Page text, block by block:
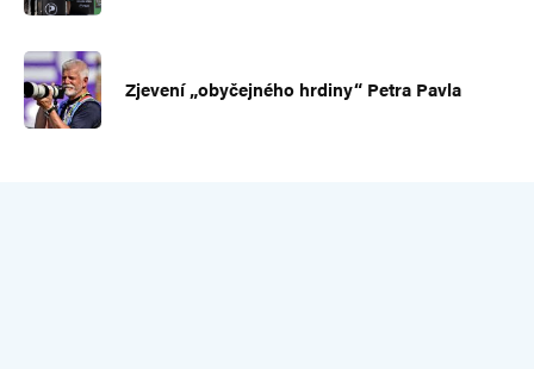
Zjevení „obyčejného hrdiny“ Petra Pavla